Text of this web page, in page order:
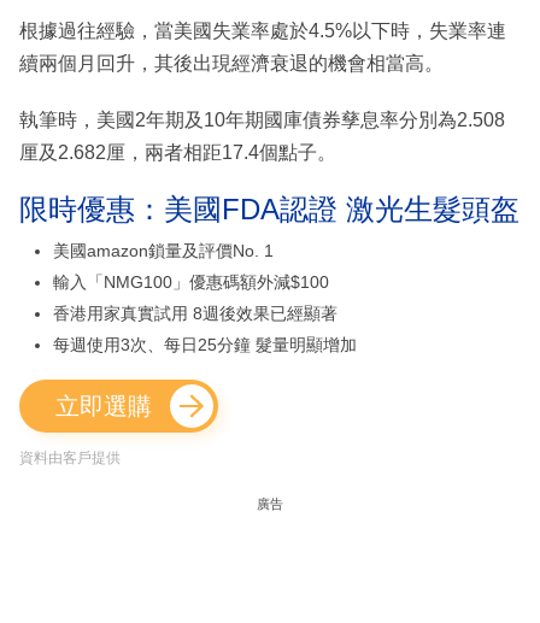
根據過往經驗，當美國失業率處於4.5%以下時，失業率連
續兩個月回升，其後出現經濟衰退的機會相當高。
執筆時，美國2年期及10年期國庫債券孳息率分別為2.508
厘及2.682厘，兩者相距17.4個點子。
限時優惠：美國FDA認證 激光生髮頭盔
美國amazon鎖量及評價No. 1
輸入「NMG100」優惠碼額外減$100
香港用家真實試用 8週後效果已經顯著
每週使用3次、每日25分鐘 髮量明顯增加
立即選購
資料由客戶提供
廣告